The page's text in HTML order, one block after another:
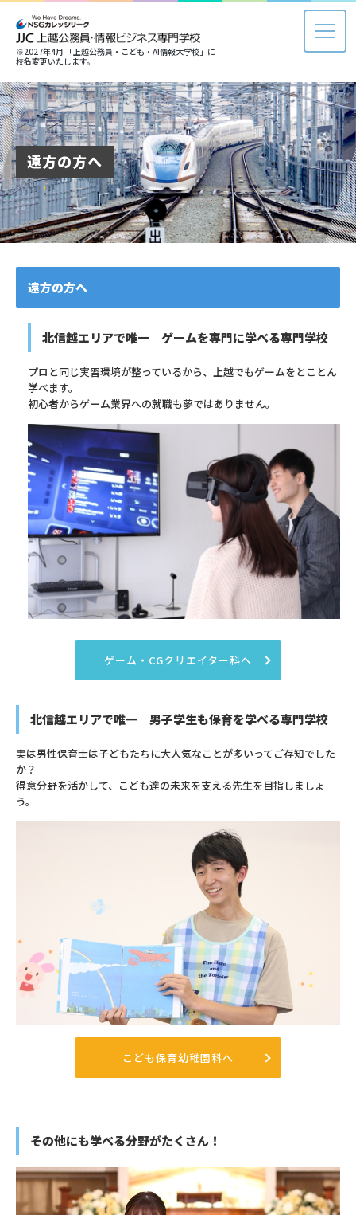
※2027年4月 「上越公務員・こども・AI情報大学校」に
校名変更いたします。
遠方の方へ
遠方の方へ
北信越エリアで唯一 ゲームを専門に学べる専門学校
プロと同じ実習環境が整っているから、上越でもゲームをとことん
学べます。
初心者からゲーム業界への就職も夢ではありません。
ゲーム・CGクリエイター科へ
北信越エリアで唯一 男子学生も保育を学べる専門学校
実は男性保育士は子どもたちに大人気なことが多いってご存知でした
か？
得意分野を活かして、こども達の未来を支える先生を目指しましょ
う。
こども保育幼稚園科へ
その他にも学べる分野がたくさん！